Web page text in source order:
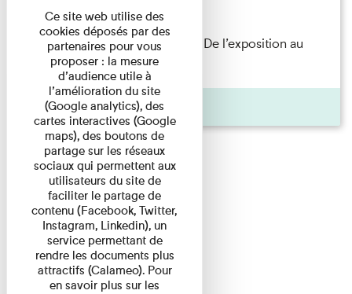
Lecture
Les Invités de l’Imprimerie n°8. De l’exposition au
livre. Modernités ...
Pages
Ce site web utilise des
cookies déposés par des
partenaires pour vous
proposer : la mesure
d’audience utile à
l’amélioration du site
(Google analytics), des
cartes interactives (Google
maps), des boutons de
partage sur les réseaux
sociaux qui permettent aux
utilisateurs du site de
faciliter le partage de
contenu (Facebook, Twitter,
Instagram, Linkedin), un
service permettant de
rendre les documents plus
attractifs (Calameo). Pour
en savoir plus sur les